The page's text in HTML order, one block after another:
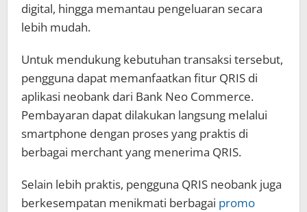
digital, hingga memantau pengeluaran secara
lebih mudah.
Untuk mendukung kebutuhan transaksi tersebut,
pengguna dapat memanfaatkan fitur QRIS di
aplikasi neobank dari Bank Neo Commerce.
Pembayaran dapat dilakukan langsung melalui
smartphone dengan proses yang praktis di
berbagai merchant yang menerima QRIS.
Selain lebih praktis, pengguna QRIS neobank juga
berkesempatan menikmati berbagai promo